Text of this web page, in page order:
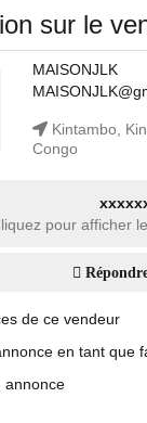
sur le
MAISONJLK
Kintambo,
Congo
pour afficher
de ce vendeur
en tant que
annonce